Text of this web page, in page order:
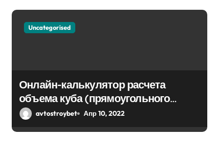
Uncategorised
Онлайн-калькулятор расчета
объема куба (прямоугольного
парралепипеда)
avtostroybet Апр 10, 2022